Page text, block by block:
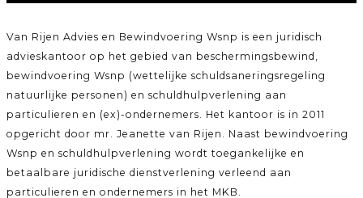
Van Rijen Advies en Bewindvoering Wsnp is een juridisch
advieskantoor op het gebied van beschermingsbewind,
bewindvoering Wsnp (wettelijke schuldsaneringsregeling
natuurlijke personen) en schuldhulpverlening aan
particulieren en (ex)-ondernemers. Het kantoor is in 2011
opgericht door mr. Jeanette van Rijen. Naast bewindvoering
Wsnp en schuldhulpverlening wordt toegankelijke en
betaalbare juridische dienstverlening verleend aan
particulieren en ondernemers in het MKB.